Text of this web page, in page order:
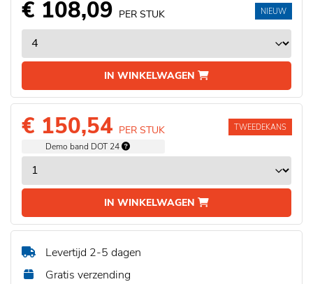
€ 108,09 PER STUK
IN WINKELWAGEN
NIEUW
€ 150,54 PER STUK
Demo band DOT 24
IN WINKELWAGEN
TWEEDEKANS
Levertijd 2-5 dagen
Gratis verzending